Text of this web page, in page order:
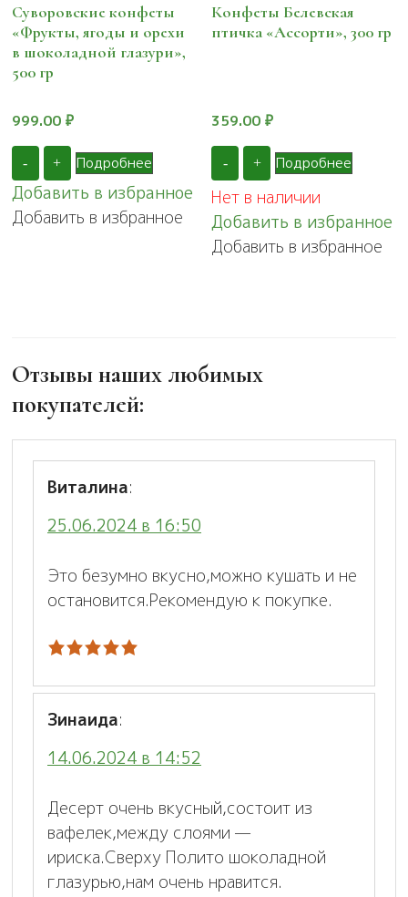
Суворовские конфеты
«Фрукты, ягоды и орехи
в шоколадной глазури»,
500 гр
999.00 ₽
- + Подробнее
Добавить в избранное
Добавить в избранное
Конфеты Белевская
птичка «Ассорти», 300 гр
359.00₽
- + Подробнее
Нет в наличии
Добавить в избранное
Добавить в избранное
Отзывы наших любимых
покупателей:
Виталина:
25.06.2024 в 16:50
Это безумно вкусно,можно кушать и не
остановится.Рекомендую к покупке.
Зинаида:
14.06.2024 в 14:52
Десерт очень вкусный,состоит из
вафелек,между слоями —
ириска.Сверху Полито шоколадной
глазурью,нам очень нравится.